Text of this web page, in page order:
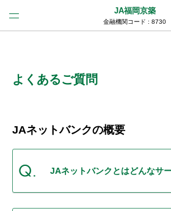
JA福岡京築
金融機関コード : 8730
(法人JAネットバンク)
JAネットバンクトップ
よくあるご質問
JAネットバンクの概要
JAネットバンクとはどんなサ